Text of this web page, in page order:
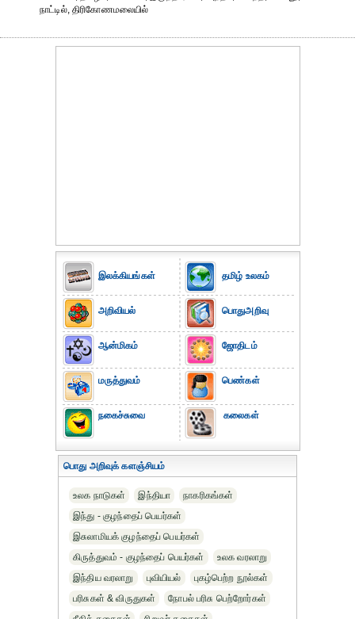
நாட்டில், திரிகோணமலையில்
இலக்கியங்கள்
அறிவியல்
ஆன்மிகம்
மருத்துவம்
நகைச்சுவை
தமிழ் உலகம்
பொதுஅறிவு
ஜோதிடம்
பெண்கள்
கலைகள்
பொது அறிவுக் களஞ்சியம்
உலக நாடுகள் இந்தியா
நாகரிகங்கள்
இந்து - குழந்தைப் பெயர்கள்
இசுலாமியக் குழந்தைப் பெயர்கள்
கிருத்துவம் - குழந்தைப் பெயர்கள்
உலக வரலாறு
இந்திய வரலாறு
புவியியல்
புகழ்பெற்ற நூல்கள்
பரிசுகள் & விருதுகள்
நோபல் பரிசு‎ பெற்றோர்‎கள்